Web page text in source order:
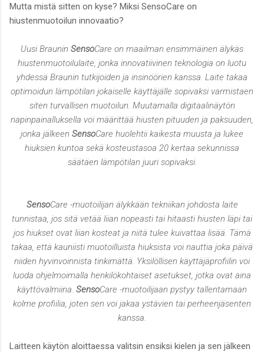
Mutta mistä sitten on kyse? Miksi SensoCare on
hiustenmuotoilun innovaatio?
Uusi Braunin SensoCare on maailman ensimmäinen älykäs
hiustenmuotoilulaite, jonka innovatiivinen teknologia on luotu
yhdessä Braunin tutkijoiden ja insinöörien kanssa. Laite takaa
optimoidun lämpötilan jokaiselle käyttäjälle sopivaksi varmistaen
siten turvallisen muotoilun. Muutamalla digitaalinäytön
napinpainalluksella voi määrittää hiusten pituuden ja paksuuden,
jonka jälkeen SensoCare huolehtii kaikesta muusta ja lukee
hiuksien kuntoa sekä kosteustasoa 20 kertaa sekunnissa
säätäen lämpötilan juuri sopivaksi.
SensoCare -muotoilijan älykkään tekniikan johdosta laite
tunnistaa, jos sitä vetää liian nopeasti tai hitaasti hiusten läpi tai
jos hiukset ovat liian kosteat ja niitä tulee kuivattaa lisää. Tämä
takaa, että kauniisti muotoilluista hiuksista voi nauttia joka päivä
niiden hyvinvoinnista tinkimättä. Yksilöllisen käyttäjäprofiilin voi
luoda ohjelmoimalla henkilökohtaiset asetukset, jotka ovat aina
käyttövalmiina. SensoCare -muotoilijaan pystyy tallentamaan
kolme profiilia, joten sen voi jakaa ystävien tai perheenjäsenten
kanssa.
Laitteen käytön aloittaessa valitsin ensiksi kielen ja sen jälkeen